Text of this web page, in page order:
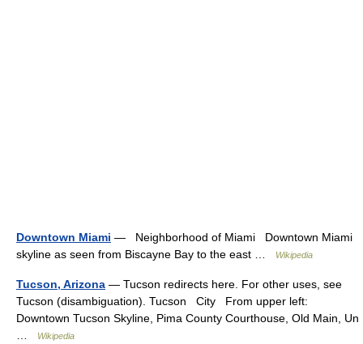
Downtown Miami — Neighborhood of Miami Downtown Miami
skyline as seen from Biscayne Bay to the east …
Wikipedia
Tucson, Arizona — Tucson redirects here. For other uses, see
Tucson (disambiguation). Tucson City From upper left:
Downtown Tucson Skyline, Pima County Courthouse, Old Main, Un
Wikipedia